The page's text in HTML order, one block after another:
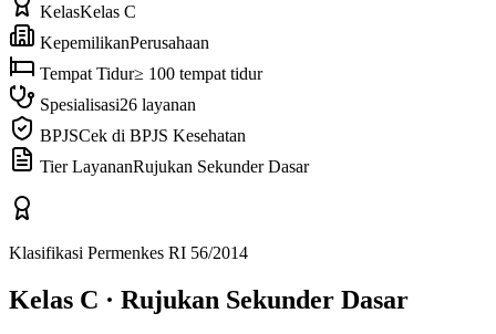
KelasKelas C
KepemilikanPerusahaan
Tempat Tidur≥ 100 tempat tidur
Spesialisasi26 layanan
BPJSCek di BPJS Kesehatan
Tier LayananRujukan Sekunder Dasar
Klasifikasi Permenkes RI 56/2014
Kelas C · Rujukan Sekunder Dasar